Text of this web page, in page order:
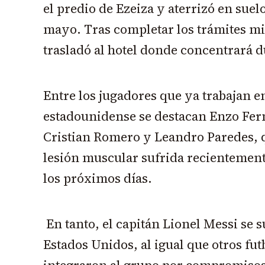
el predio de Ezeiza y aterrizó en
mayo. Tras completar los trámites
trasladó al hotel donde concentrará
Entre los jugadores que ya trabajan
estadounidense se destacan Enzo
Cristian Romero y Leandro Paredes,
lesión muscular sufrida
los próximos días.
En tanto, el capitán Lionel Messi se
Estados Unidos, al igual que otros